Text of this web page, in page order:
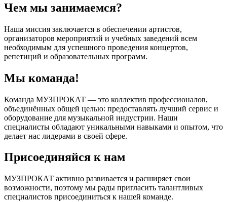
Чем мы занимаемся?
Наша миссия заключается в обеспечении артистов,
организаторов мероприятий и учебных заведений всем
необходимым для успешного проведения концертов,
репетиций и образовательных программ.
Мы команда!
Команда МУЗПРОКАТ — это коллектив профессионалов,
объединённых общей целью: предоставлять лучший сервис и
оборудование для музыкальной индустрии. Наши
специалисты обладают уникальными навыками и опытом, что
делает нас лидерами в своей сфере.
Присоединяйся к нам
МУЗПРОКАТ активно развивается и расширяет свои
возможности, поэтому мы рады пригласить талантливых
специалистов присоединиться к нашей команде.